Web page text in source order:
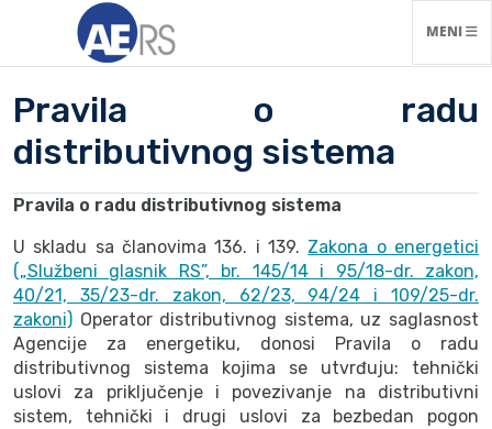
MENI
Pravila o radu
distributivnog sistema
Pravila o radu distributivnog sistema
U skladu sa članovima 136. i 139. Zakona o energetici
(„Službeni glasnik RS”, br. 145/14 i 95/18-dr. zakon,
40/21, 35/23-dr. zakon, 62/23, 94/24 i 109/25-dr.
zakoni) Operator distributivnog sistema, uz saglasnost
Agencije za energetiku, donosi Pravila o radu
distributivnog sistema kojima se utvrđuju: tehnički
uslovi za priključenje i povezivanje na distributivni
sistem, tehnički i drugi uslovi za bezbedan pogon